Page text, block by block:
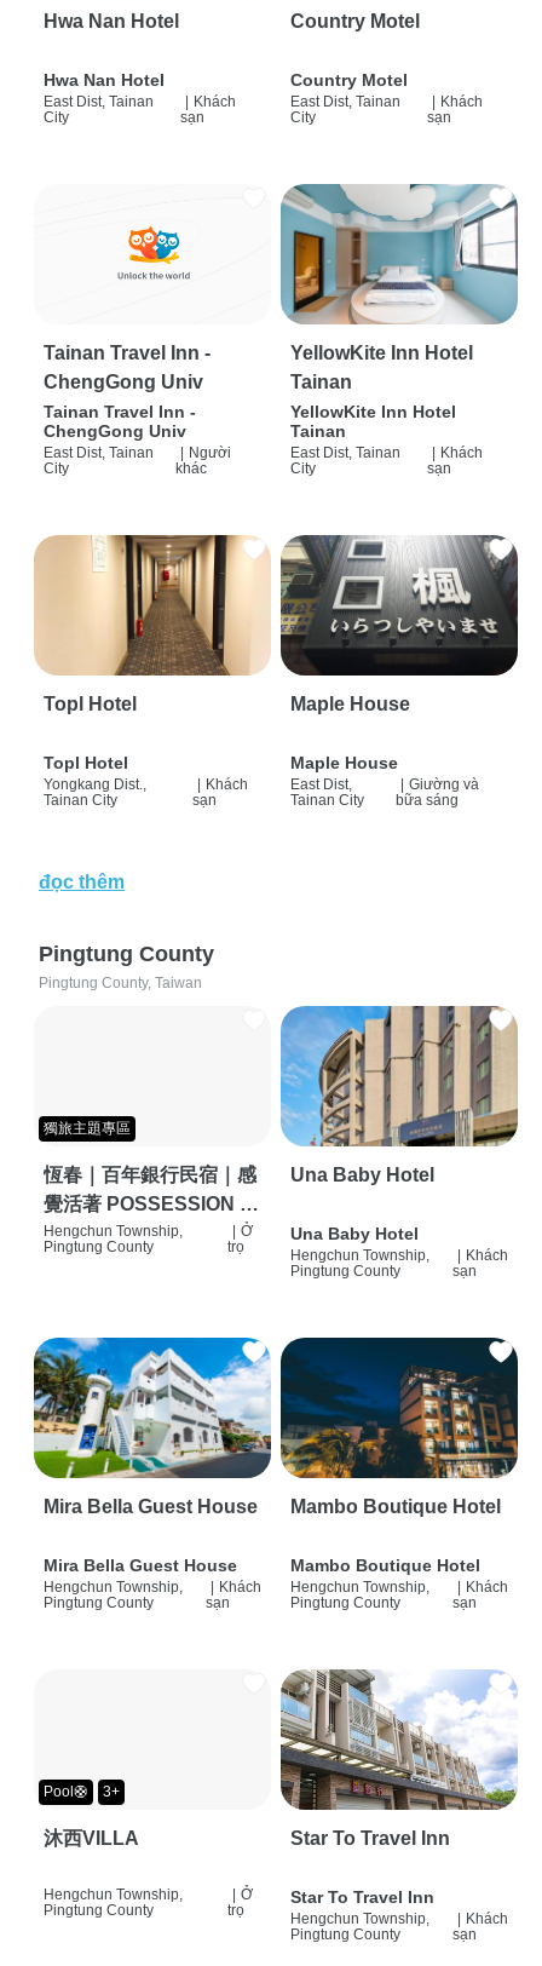
Hwa Nan Hotel
Hwa Nan Hotel
East Dist, Tainan
City
| Khách
sạn
Country Motel
Country Motel
East Dist, Tainan
City
| Khách
sạn
Tainan Travel Inn -
ChengGong Univ
Tainan Travel Inn -
ChengGong Univ
East Dist, Tainan
City
| Người
khác
YellowKite Inn Hotel
Tainan
YellowKite Inn Hotel
Tainan
East Dist, Tainan
City
| Khách
sạn
Topl Hotel
Topl Hotel
Yongkang Dist.,
Tainan City
| Khách
sạn
Maple House
Maple House
East Dist,
Tainan City
| Giường và
bữa sáng
đọc thêm
Pingtung County
Pingtung County, Taiwan
獨旅主題專區
恆春｜百年銀行民宿｜感
覺活著 POSSESSION |
背包客棧 | 恆春必住特色
Hengchun Township,
Pingtung County
Ở
trọ
Una Baby Hotel
Una Baby Hotel
Hengchun Township,
Pingtung County
Khách
sạn
Mira Bella Guest House
Mira Bella Guest House
Hengchun Township,
Pingtung County
Khách
sạn
Mambo Boutique Hotel
Mambo Boutique Hotel
Hengchun Township,
Pingtung County
Khách
sạn
Pool🛟 3+
沐西VILLA
Hengchun Township,
Pingtung County
Ở
trọ
Star To Travel Inn
Star To Travel Inn
Hengchun Township,
Pingtung County
Khách
sạn